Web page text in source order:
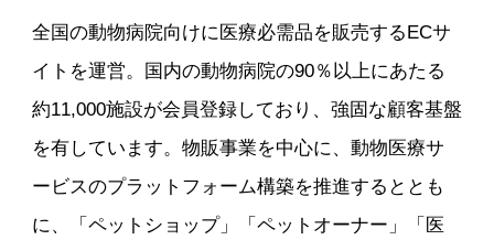
全国の動物病院向けに医療必需品を販売するECサ
イトを運営。国内の動物病院の90％以上にあたる
約11,000施設が会員登録しており、強固な顧客基盤
を有しています。物販事業を中心に、動物医療サ
ービスのプラットフォーム構築を推進するととも
に、「ペットショップ」「ペットオーナー」「医